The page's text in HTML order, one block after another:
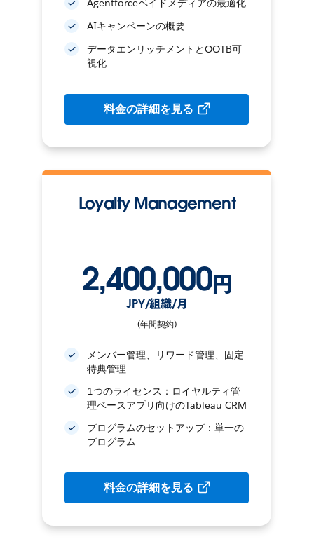
Agentforceペイドメディアの最適化
AIキャンペーンの概要
データエンリッチメントとOOTB可
視化
料金の詳細を見る
Loyalty Management
2,400,000円
JPY/組織/月
(年間契約)
メンバー管理、リワード管理、固定
特典管理
1つのライセンス：ロイヤルティ管
理ベースアプリ向けのTableau CRM
プログラムのセットアップ：単一の
プログラム
料金の詳細を見る